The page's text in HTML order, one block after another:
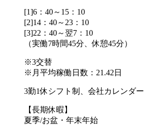
[1]6：40～15：10
[2]14：40～23：10
[3]22：40～翌7：10
（実働7時間45分、休憩45分）
※3交替
※月平均稼働日数：21.42日
3勤1休シフト制、会社カレンダー
【長期休暇】
夏季/お盆・年末年始